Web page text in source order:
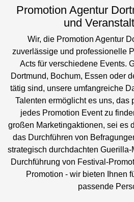
Promotion Agentur
und
Wir, die Promotion Agentur
zuverlässige und professionelle
Acts für verschiedene Events.
Dortmund, Bochum, Essen oder
tätig sind, unsere umfangreiche
Talenten ermöglicht es uns, das
jedes Promotion Event zu
großen Marketingaktionen, sei es
das Durchführen von
strategisch durchdachten
Durchführung von Festival-
Promotion - wir bieten Ihnen
passende